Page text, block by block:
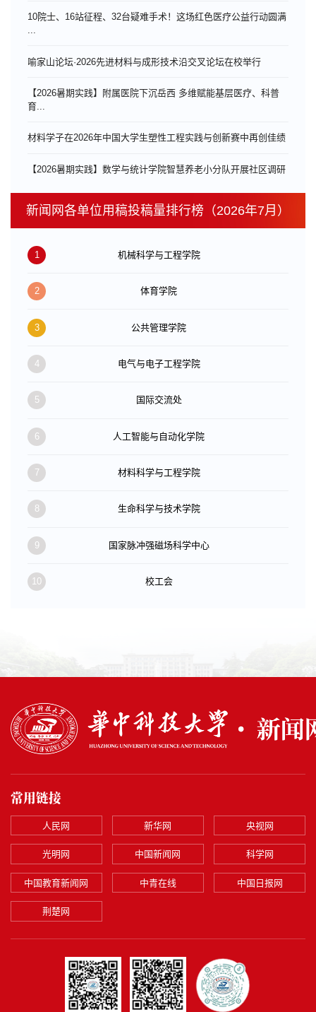
10院士、16站征程、32台疑难手术！这场红色医疗公益行动圆满
...
喻家山论坛·2026先进材料与成形技术沿交叉论坛在校举行
【2026暑期实践】附属医院下沉岳西 多维赋能基层医疗、科普
育...
材料学子在2026年中国大学生塑性工程实践与创新赛中再创佳绩
【2026暑期实践】数学与统计学院智慧养老小分队开展社区调研
新闻网各单位用稿投稿量排行榜（2026年7月）
1 机械科学与工程学院
2 体育学院
3 公共管理学院
4 电气与电子工程学院
5 国际交流处
6 人工智能与自动化学院
7 材料科学与工程学院
8 生命科学与技术学院
9 国家脉冲强磁场科学中心
10 校工会
常用链接
人民网 新华网 央视网
光明网 中国新闻网 科学网
中国教育新闻网 中青在线 中国日报网
荆楚网